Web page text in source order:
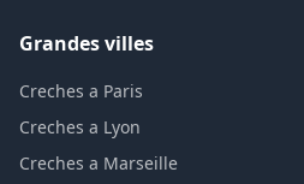
Grandes villes
Creches a Paris
Creches a Lyon
Creches a Marseille